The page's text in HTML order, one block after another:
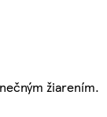
žiarením.